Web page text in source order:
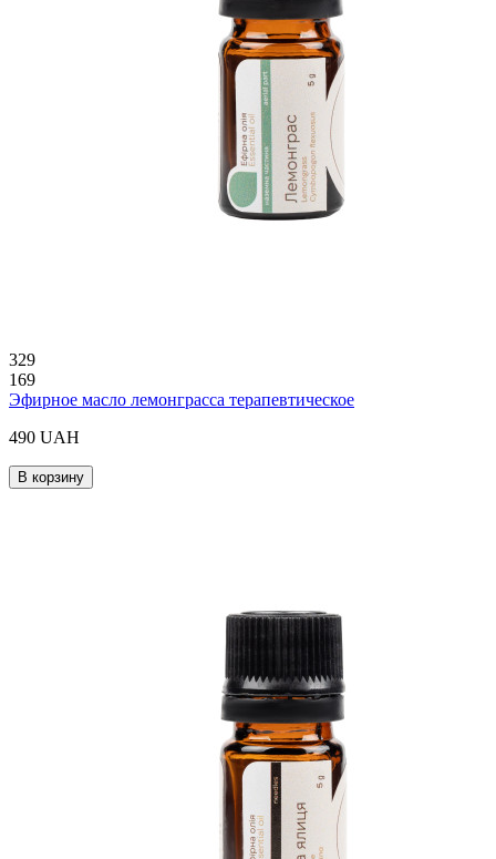
329
169
Эфирное масло лемонграсса терапевтическое
490 UAH
В корзину